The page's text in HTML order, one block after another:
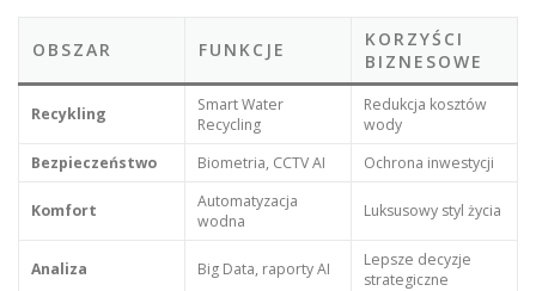
OBSZAR FUNKCJE
KORZYŚCI
BIZNESOWE
Recykling
Smart Water
Recycling
Redukcja kosztów
wody
Bezpieczeństwo
Biometria, CCTV AI Ochrona inwestycji
Komfort
Automatyzacja
wodna
Luksusowy styl życia
Analiza Big Data, raporty AI
Lepsze decyzje
strategiczne